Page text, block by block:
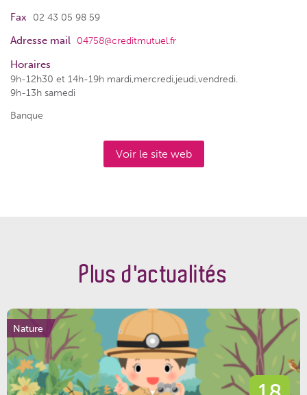
Fax
02 43 05 98 59
Adresse mail 04758@creditmutuel.fr
Horaires
9h-12h30 et 14h-19h mardi,mercredi,jeudi,vendredi.
9h-13h samedi
Banque
Voir le site web
Plus d'actualités
Nature